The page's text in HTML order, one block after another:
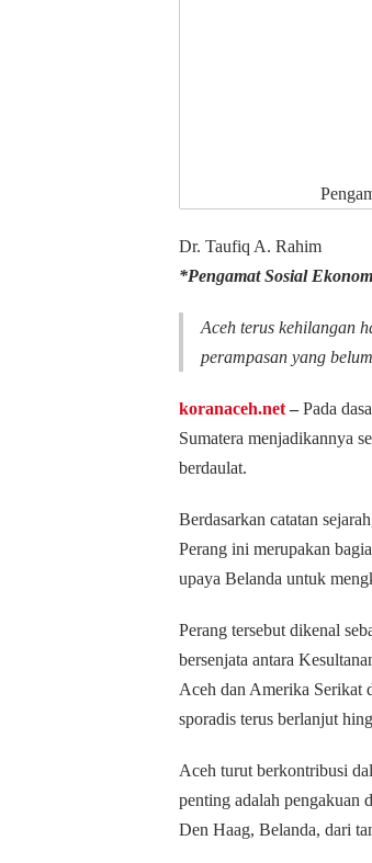
Dr. Taufiq A. Rahim
*Pengamat Sosial
Aceh terus kehilangan
perampasan yang
koranaceh.net ‒ Pada
Sumatera menjadikannya
berdaulat.
Berdasarkan catatan
Perang ini merupakan
upaya Belanda untuk
Perang tersebut dikenal
bersenjata antara
Aceh dan Amerika Serikat
sporadis terus berlanjut
Aceh turut berkontribusi
penting adalah pengakuan
Den Haag, Belanda, dari